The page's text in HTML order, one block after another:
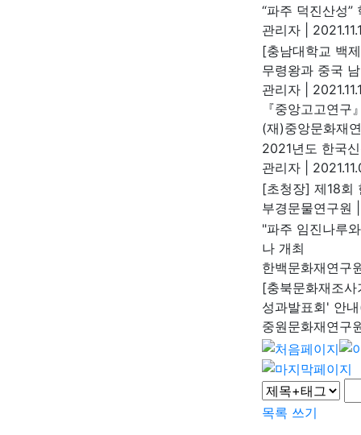
“파주 덕진산성”
관리자
[충남대학교 백
무령왕과 중국
관리자
『중앙고고연
(재)중앙문화재
2021년도 한국
관리자
[초청장] 제18회
부경문물연구원
"파주 임진나루
나 개최
한백문화재연구
[충북문화재조
성과발표회' 안내
중원문화재연구
목록 쓰기